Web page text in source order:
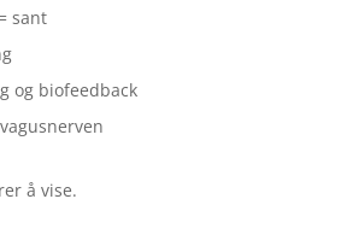
sant
og biofeedback
å vise.